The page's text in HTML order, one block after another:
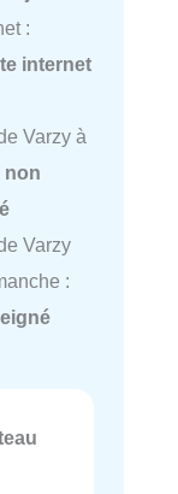
:
internet
Varzy à
non
Varzy
: